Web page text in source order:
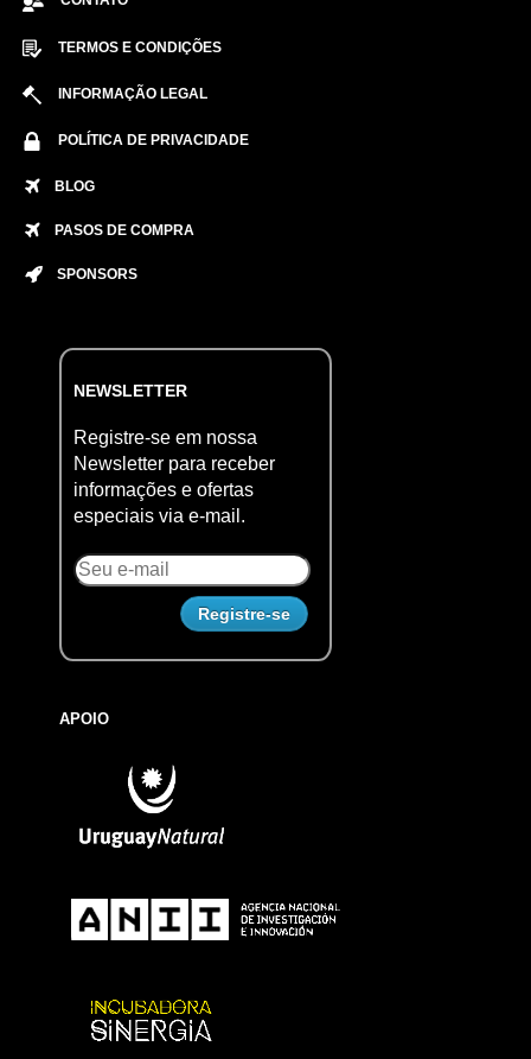
TERMOS E CONDIÇÕES
INFORMAÇÃO LEGAL
POLÍTICA DE PRIVACIDADE
BLOG
PASOS DE COMPRA
SPONSORS
NEWSLETTER
Registre-se em nossa
Newsletter para receber
informações e ofertas
especiais via e-mail.
APOIO